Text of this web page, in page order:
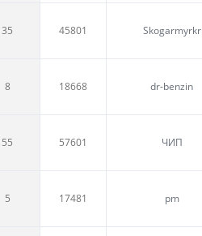
35 45801 Skogarmyrkr
8 18668 dr-benzin
55 57601 ЧИП
5 17481 pm